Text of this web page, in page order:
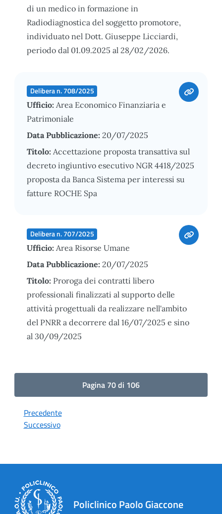
di un medico in formazione in
Radiodiagnostica del soggetto promotore,
individuato nel Dott. Giuseppe Licciardi,
periodo dal 01.09.2025 al 28/02/2026.
Delibera n. 708/2025
Ufficio: Area Economico Finanziaria e
Patrimoniale
Data Pubblicazione: 20/07/2025
Titolo: Accettazione proposta transattiva sul
decreto ingiuntivo esecutivo NGR 4418/2025
proposta da Banca Sistema per interessi su
fatture ROCHE Spa
Delibera n. 707/2025
Ufficio: Area Risorse Umane
Data Pubblicazione: 20/07/2025
Titolo: Proroga dei contratti libero
professionali finalizzati al supporto delle
attività progettuali da realizzare nell'ambito
del PNRR a decorrere dal 16/07/2025 e sino
al 30/09/2025
Pagina 70 di 106
Precedente
Successivo
Policlinico Paolo Giaccone